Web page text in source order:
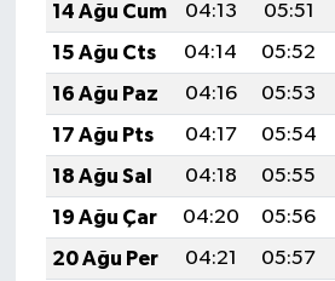
14 Ağu Cum
04:13 05:51
15 Ağu Cts
04:14 05:52
16 Ağu Paz
04:16 05:53
17 Ağu Pts
04:17 05:54
18 Ağu Sal
04:18 05:55
19 Ağu Çar
04:20 05:56
20 Ağu Per
04:21 05:57